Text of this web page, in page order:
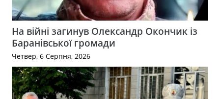
На війні загинув Олександр Окончик із
Баранівської громади
Четвер, 6 Серпня, 2026